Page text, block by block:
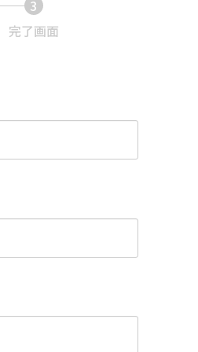
3
完了画面現
れ
い
面
す。